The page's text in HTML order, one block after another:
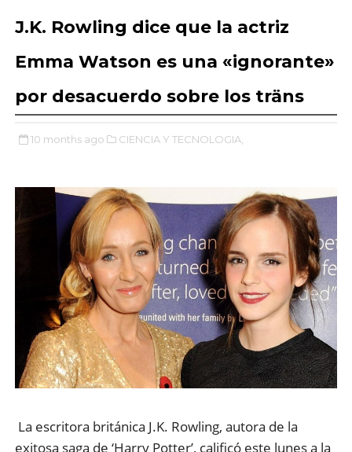
J.K. Rowling dice que la actriz
Emma Watson es una «ignorante»
por desacuerdo sobre los träns
10 months ago CIENCIA Y TECNOLOGIA,
La escritora británica J.K. Rowling, autora de la
exitosa saga de ‘Harry Potter’, calificó este lunes a la